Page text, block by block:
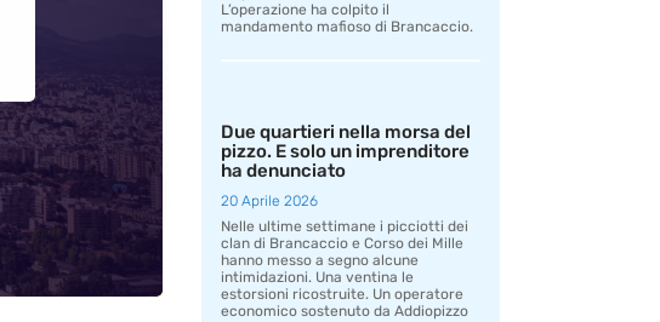
L’operazione ha colpito il
mandamento mafioso di Brancaccio.
Due quartieri nella morsa del
pizzo. E solo un imprenditore
ha denunciato
20 Aprile 2026
Nelle ultime settimane i picciotti dei
clan di Brancaccio e Corso dei Mille
hanno messo a segno alcune
intimidazioni. Una ventina le
estorsioni ricostruite. Un operatore
economico sostenuto da Addiopizzo